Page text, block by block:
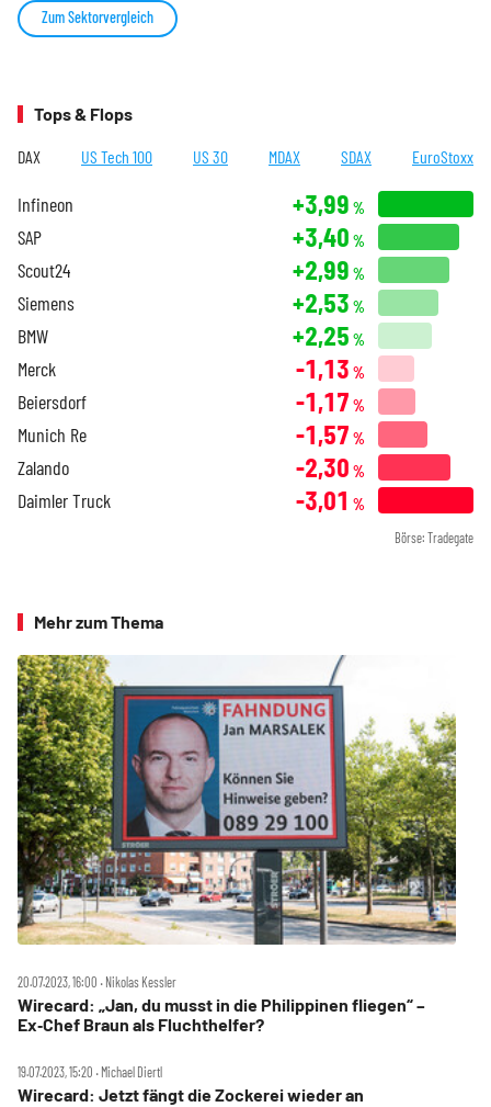
Zum Sektorvergleich
Tops & Flops
DAX US Tech 100 US 30 MDAX SDAX EuroStoxx
Infineon +3,99 %
SAP +3,40 %
Scout24 +2,99 %
Siemens +2,53 %
BMW +2,25 %
Merck -1,13 %
Beiersdorf -1,17 %
Munich Re -1,57 %
Zalando -2,30 %
Daimler Truck -3,01 %
Börse: Tradegate
Mehr zum Thema
20.07.2023, 16:00 ‧ Nikolas Kessler
Wirecard: „Jan, du musst in die Philippinen fliegen“ –
Ex‑Chef Braun als Fluchthelfer?
19.07.2023, 15:20 ‧ Michael Diertl
Wirecard: Jetzt fängt die Zockerei wieder an